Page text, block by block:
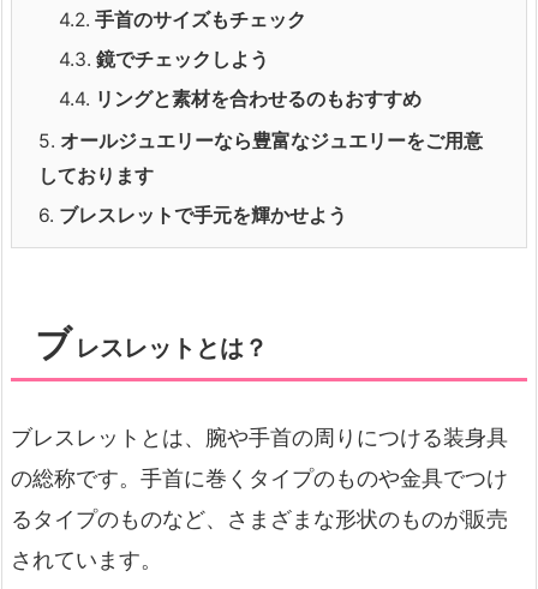
4.2. 手首のサイズもチェック
4.3. 鏡でチェックしよう
4.4. リングと素材を合わせるのもおすすめ
5. オールジュエリーなら豊富なジュエリーをご用意
しております
6. ブレスレットで手元を輝かせよう
ブ レスレットとは？
ブレスレットとは、腕や手首の周りにつける装身具
の総称です。手首に巻くタイプのものや金具でつけ
るタイプのものなど、さまざまな形状のものが販売
されています。